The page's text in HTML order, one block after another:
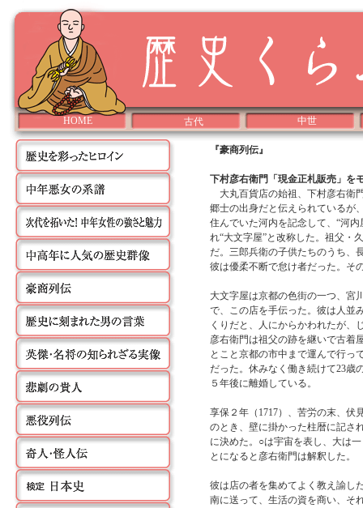
『豪商列伝』
下村彦右衛門「現金正札販売」
大丸百貨店の始祖、下村彦右衛
郷士の出身だと伝えられているが
住んでいた河内を記念して、“河
れ“大文字屋”と改称した。祖父・
だ。三郎兵衛の子供たちのうち、
彼は優柔不断で怠け者だった。そ
大文字屋は京都の色街の一つ、宮
で、この店を手伝った。彼は人並
くりだと、人にからかわれたが、
彦右衛門は祖父の跡を継いで古着
とこと京都の市中まで運んで行っ
だった。休みなく働き続けて23歳
５年後に離婚している。
享保２年（1717）、苦労の末、伏
のとき、壁に掛かった柱暦に記さ
に決めた。○は宇宙を表し、大は
とになると彦右衛門は解釈した。
彼は店の者を集めてよく教え諭し
南に送って、生活の資を商い、そ
HOME 古代 中世